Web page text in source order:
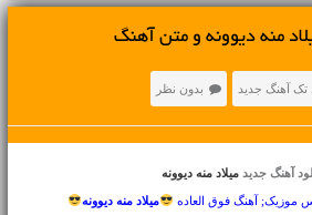
منه دیوونه و متن آهنگ
تک آهنگ جدید بدون نظر
آهنگ جدید میلاد منه دیوونه
موزیک; آهنگ فوق العاده میلاد منه دیوونه